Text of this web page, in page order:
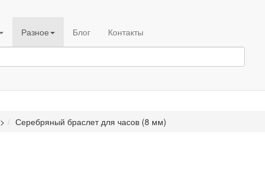
Разное Блог Контакты
> Серебряный браслет для часов (8 мм)